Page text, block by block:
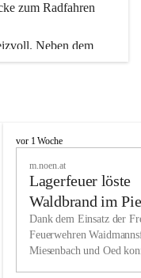
zum Radfahren
Neben dem
gelegenen Unterberg
Schifahren oder
Miesenbach sowie
und urigen
liebenswerten Ort.
groß geschrieben
M
h
vor 1 Woche
m.noen.at
Lagerfeuer löste
Waldbrand im
aus
Dank dem Einsatz der
Feuerwehren
Miesenbach und Oed